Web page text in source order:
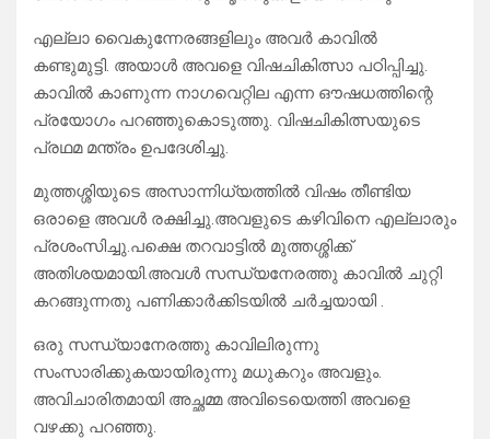
എല്ലാ വൈകുന്നേരങ്ങളിലും അവർ കാവിൽ
കണ്ടുമുട്ടി. അയാൾ അവളെ വിഷചികിത്സാ പഠിപ്പിച്ചു.
കാവിൽ കാണുന്ന നാഗവെറ്റില എന്ന ഔഷധത്തിന്റെ
പ്രയോഗം പറഞ്ഞുകൊടുത്തു. വിഷചികിത്സയുടെ
പ്രഥമ മന്ത്രം ഉപദേശിച്ചു.
മുത്തശ്ശിയുടെ അസാന്നിധ്യത്തിൽ വിഷം തീണ്ടിയ
ഒരാളെ അവൾ രക്ഷിച്ചു.അവളുടെ കഴിവിനെ എല്ലാരും
പ്രശംസിച്ചു.പക്ഷെ തറവാട്ടിൽ മുത്തശ്ശിക്ക്
അതിശയമായി.അവൾ സന്ധ്യനേരത്തു കാവിൽ ചുറ്റി
കറങ്ങുന്നതു പണിക്കാർക്കിടയിൽ ചർച്ചയായി .
ഒരു സന്ധ്യാനേരത്തു കാവിലിരുന്നു
സംസാരിക്കുകയായിരുന്നു മധുകറും അവളും.
അവിചാരിതമായി അച്ഛമ്മ അവിടെയെത്തി അവളെ
വഴക്കു പറഞ്ഞു.